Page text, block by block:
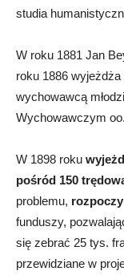
studia
W roku 1881 Jan
roku 1886
wychowawcą
Wychowawczym
W 1898 roku
pośród 150
problemu,
funduszy,
się zebrać 25 tys.
przewidziane w